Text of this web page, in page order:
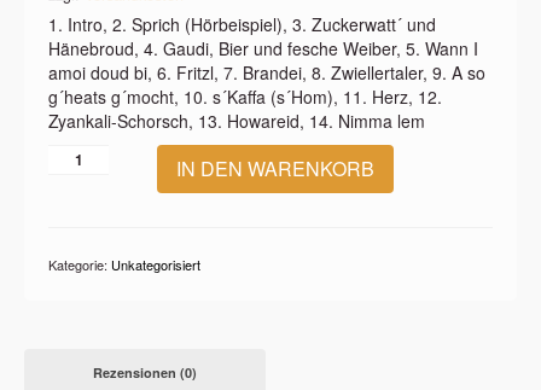
1. Intro, 2. Sprich (Hörbeispiel), 3. Zuckerwatt´ und
Hänebroud, 4. Gaudi, Bier und fesche Weiber, 5. Wann I
amoi doud bi, 6. Fritzl, 7. Brandei, 8. Zwiellertaler, 9. A so
g´heats g´mocht, 10. s´Kaffa (s´Hom), 11. Herz, 12.
Zyankali-Schorsch, 13. Howareid, 14. Nimma lem
Landluft
g’mocht
IN DEN WARENKORB
Kategorie: Unkategorisiert
Rezensionen (0)